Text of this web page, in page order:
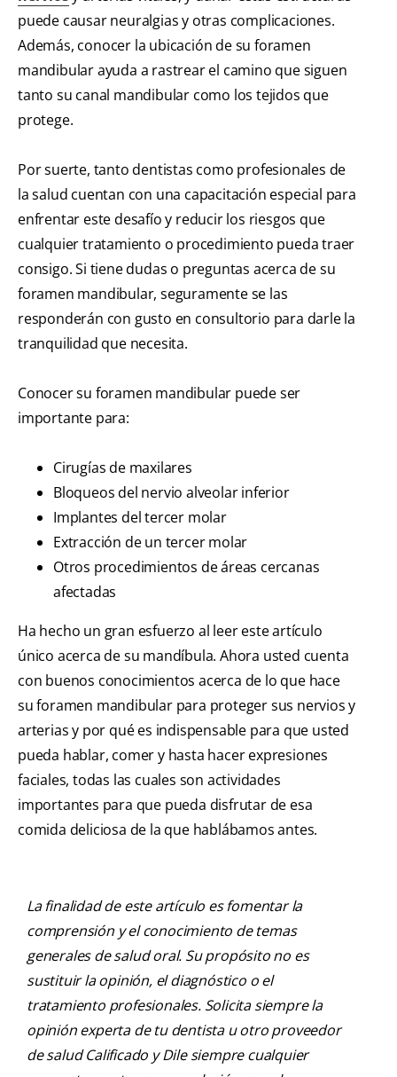
puede causar neuralgias y otras complicaciones.
Además, conocer la ubicación de su foramen
mandibular ayuda a rastrear el camino que siguen
tanto su canal mandibular como los tejidos que
protege.
Por suerte, tanto dentistas como profesionales de
la salud cuentan con una capacitación especial para
enfrentar este desafío y reducir los riesgos que
cualquier tratamiento o procedimiento pueda traer
consigo. Si tiene dudas o preguntas acerca de su
foramen mandibular, seguramente se las
responderán con gusto en consultorio para darle la
tranquilidad que necesita.
Conocer su foramen mandibular puede ser
importante para:
Cirugías de maxilares
Bloqueos del nervio alveolar inferior
Implantes del tercer molar
Extracción de un tercer molar
Otros procedimientos de áreas cercanas
afectadas
Ha hecho un gran esfuerzo al leer este artículo
único acerca de su mandíbula. Ahora usted cuenta
con buenos conocimientos acerca de lo que hace
su foramen mandibular para proteger sus nervios y
arterias y por qué es indispensable para que usted
pueda hablar, comer y hasta hacer expresiones
faciales, todas las cuales son actividades
importantes para que pueda disfrutar de esa
comida deliciosa de la que hablábamos antes.
La finalidad de este artículo es fomentar la
comprensión y el conocimiento de temas
generales de salud oral. Su propósito no es
sustituir la opinión, el diagnóstico o el
tratamiento profesionales. Solicita siempre la
opinión experta de tu dentista u otro proveedor
de salud Calificado y Dile siempre cualquier